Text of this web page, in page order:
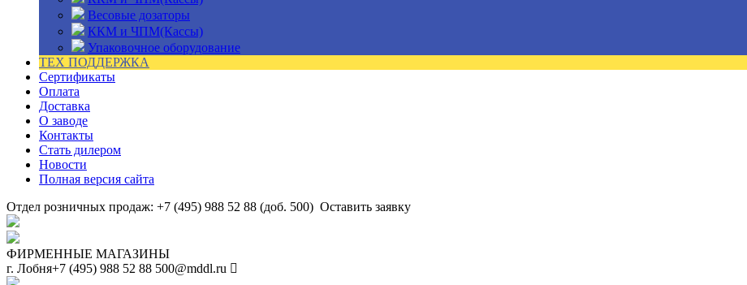
Весовые дозаторы
ККМ и ЧПМ(Кассы)
Упаковочное оборудование
ТЕХ ПОДДЕРЖКА
Сертификаты
Оплата
Доставка
О заводе
Контакты
Стать дилером
Новости
Полная версия сайта
Отдел розничных продаж: +7 (495) 988 52 88 (доб. 500) Оставить заявку
ФИРМЕННЫЕ МАГАЗИНЫ
г. Лобня+7 (495) 988 52 88 500@mddl.ru